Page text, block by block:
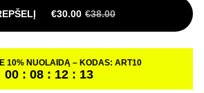
€30.00 €38.00
ORIGINAL PRICE WAS: €38.00.
CURRENT PRICE IS: €30.00.
10% NUOLAIDĄ – KODAS: ART10
00 : 08 : 12 : 12